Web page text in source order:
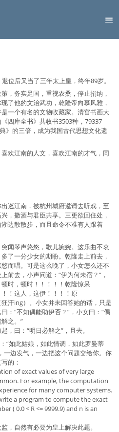
位后又当了三年太上皇，终年89岁。
，务实足国，重视农桑，停止捐纳，
了他的文治武功，乾隆帝向慕风雅，
一个有名的文物收藏家。清宫书画大
四库全书》共收书3503种，79337
》的三倍，成为我国古代思想文化遗
欢江南的人文，喜欢江南的才气，同
巡江南，被杭州城府邀请去听戏，至
，撒酒与君臣共享。三更欲回住处，
边散散步，而且命令不准有人跟着
闻琴声悠悠，歌儿婉婉。这乐曲不哀
了一分少女的期盼。乾隆走上前去，
而唱。可是这么晚了，小女怎么还不
前去，小声问道：“伊为何未宿？”，
时，顿时！！！！！乾隆惊呆
！这人，这伊！！！！原
汗ing）。小女并未回答她的话，只是
：“不知偶能助伊否？”，小女曰：“偶
之。”
，曰：“明日必解之”，且去。
“如此姑娘，如此情调，如此罗曼蒂
一边发气，一边把这个问题交给你。你
的：
of exact values of very large
For example, the computation
for many computer systems.
a program to compute the exact
( 0.0 < R <= 9999.9) and n is an
，自然有必要为皇上解决此题。